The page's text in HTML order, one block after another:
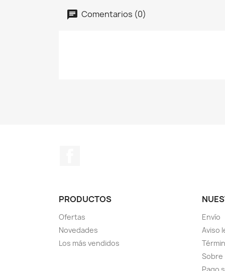
Comentarios (0)
PRODUCTOS
Ofertas
Novedades
Los más vendidos
Envío
Aviso